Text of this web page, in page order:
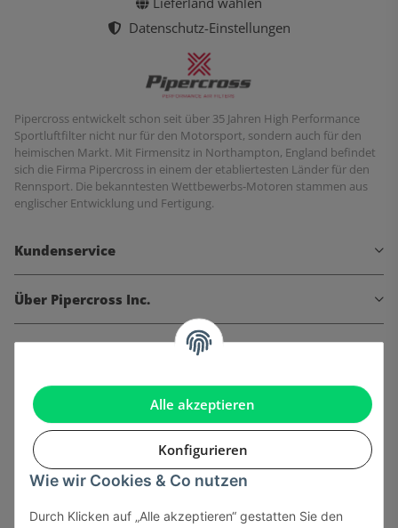
Alle akzeptieren
Konfigurieren
Wie wir Cookies & Co nutzen
Durch Klicken auf „Alle akzeptieren“ gestatten Sie den
Datenschutz-Einstellungen
Pipercross entwickelt schon seit über 35 Jahren High Performance
Sportluftfilter nicht nur für den Motorsport, sondern auch für den
heimischen Markt. Mit Firmensitz in Northampton, England befindet
sich die Firma Pipercross in einem der etabliertesten Länder für den
Rennsport. Die bekanntesten Wettbewerbs-Motoren stammen aus
englischer Entwicklung und Fertigung.
Kundenservice
Über Pipercross Inc.
Informationen
Gesetzliche Informationen